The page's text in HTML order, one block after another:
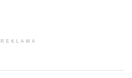
REKLAMA